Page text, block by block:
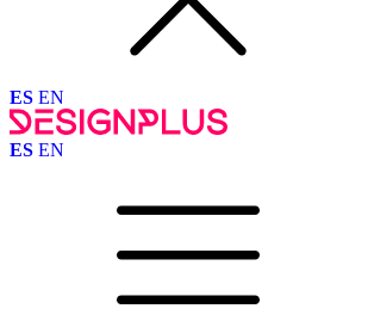
ES EN
ES EN